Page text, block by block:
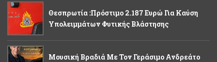
Θεσπρωτία :Πρόστιμο 2.187 Ευρώ Για Καύση
Υπολειμμάτων Φυτικής Βλάστησης
Μουσική Βραδιά Με Τον Γεράσιμο Ανδρεάτο